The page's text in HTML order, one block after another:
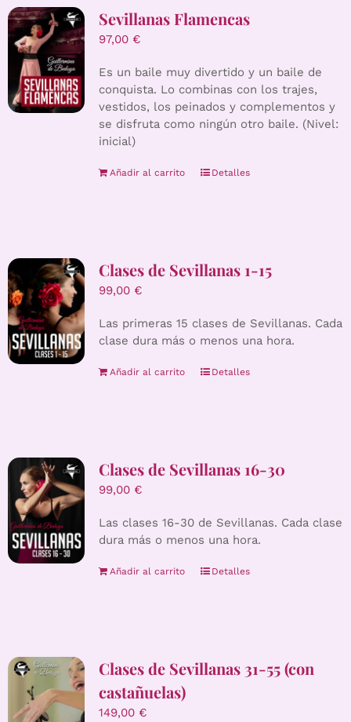
Sevillanas Flamencas
97,00 €
Es un baile muy divertido y un baile de
conquista. Lo combinas con los trajes,
vestidos, los peinados y complementos y
se disfruta como ningún otro baile. (Nivel:
inicial)
Añadir al carrito Detalles
Clases de Sevillanas 1-15
99,00 €
Las primeras 15 clases de Sevillanas. Cada
clase dura más o menos una hora.
Añadir al carrito Detalles
Clases de Sevillanas 16-30
99,00 €
Las clases 16-30 de Sevillanas. Cada clase
dura más o menos una hora.
Añadir al carrito Detalles
Clases de Sevillanas 31-55 (con
castañuelas)
149,00 €